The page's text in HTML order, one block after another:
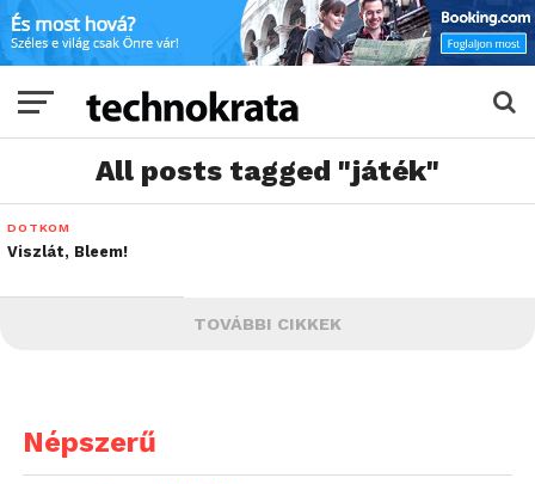
All posts tagged "játék"
DOTKOM
Viszlát, Bleem!
TOVÁBBI CIKKEK
Népszerű